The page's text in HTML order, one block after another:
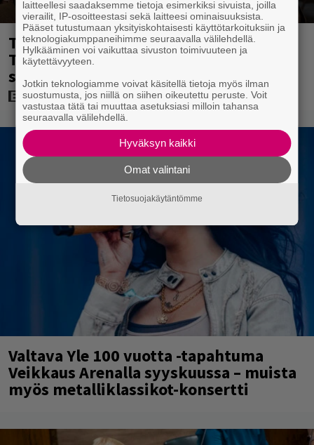
Tänään tv:ssä: Steven Spielbergin ja
Tom Cruisen kaveruus loppui 21 vuotta
sitten – Syynä Cruisen nolo käytös
Valtava Yle 100 vuotta -tapahtuma
Veikkaus Arenalla syyskuussa – muista
myös metalliklassikot-konsertti
laitteellesi saadaksemme tietoja esimerkiksi sivuista, joilla
vierailit, IP-osoitteestasi sekä laitteesi ominaisuuksista.
Pääset tutustumaan yksityiskohtaisesti käyttötarkoituksiin ja
teknologiakumppaneihimme seuraavalla välilehdellä.
Hylkääminen voi vaikuttaa sivuston toimivuuteen ja
käytettävyyteen.
Jotkin teknologiamme voivat käsitellä tietoja myös ilman
suostumusta, jos niillä on siihen oikeutettu peruste. Voit
vastustaa tätä tai muuttaa asetuksiasi milloin tahansa
seuraavalla välilehdellä.
Hyväksyn kaikki
Omat valintani
Tietosuojakäytäntömme